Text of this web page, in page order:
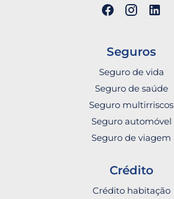
Seguros
Seguro de vida
Seguro de saúde
Seguro multirriscos
Seguro automóvel
Seguro de viagem
Crédito
Crédito habitação